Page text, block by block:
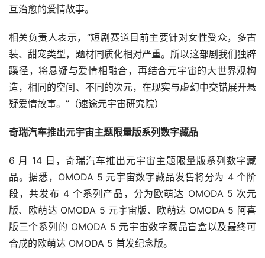
据cryptoslam最新数据显示，“无聊猿”Bored Ape Yacht
Club（BAYC）总交易额已突破 22 亿美元。
Meta将在法国开设“元宇宙学院”
将于新学年在法国开设一家“元宇宙学院”。据报道，这个元
宇宙学院将设在首都巴黎以及里昂、马赛和尼斯等其他城
市，每年每个城市将培训20名学生。
元宇宙平台公司负责南欧事务的副总裁说，该校第一年目标
是免费培训两个岗位约100名学生，即专业沉浸式技术开发
员以及支持和协助技术员。报道指出，“元宇宙”被视为互联